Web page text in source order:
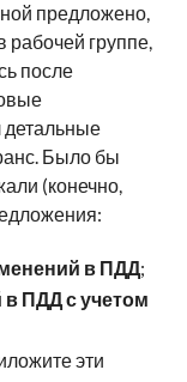
предложено,
рабочей группе,
после
детальные
Было бы
(конечно,
в ПДД;
в ПДД с учетом
эти